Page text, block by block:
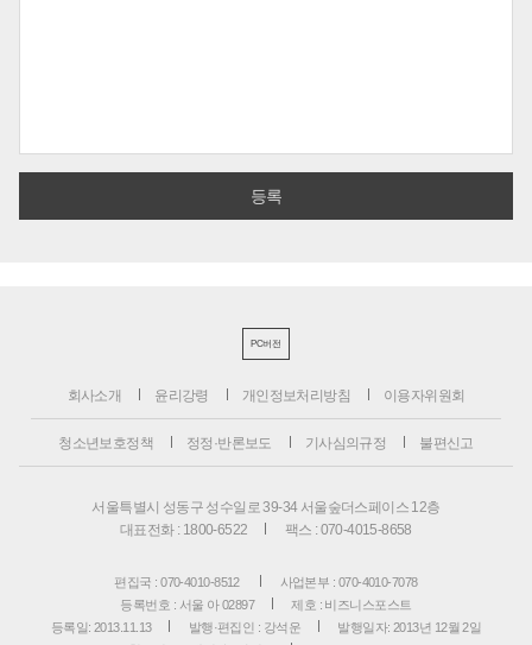
PC버전
회사소개 윤리강령 개인정보처리방침 이용자위원회
청소년보호정책 정정·반론보도 기사심의규정 불편신고
서울특별시 성동구 성수일로 39-34 서울숲더스페이스 12층
대표전화 : 1800-6522
팩스 : 070-4015-8658
편집국 : 070-4010-8512
사업본부 : 070-4010-7078
등록번호 : 서울 아 02897
제호 : 비즈니스포스트
등록일: 2013.11.13
발행·편집인 : 강석운
발행일자: 2013년 12월 2일